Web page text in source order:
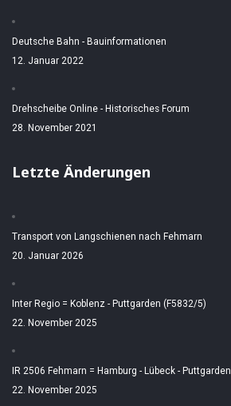
Deutsche Bahn - Bauinformationen
12. Januar 2022
Drehscheibe Online - Historisches Forum
28. November 2021
Letzte Änderungen
Transport von Langschienen nach Fehmarn
20. Januar 2026
Inter Regio = Koblenz - Puttgarden (F5832/5)
22. November 2025
IR 2506 Fehmarn = Hamburg - Lübeck - Puttgarden
22. November 2025